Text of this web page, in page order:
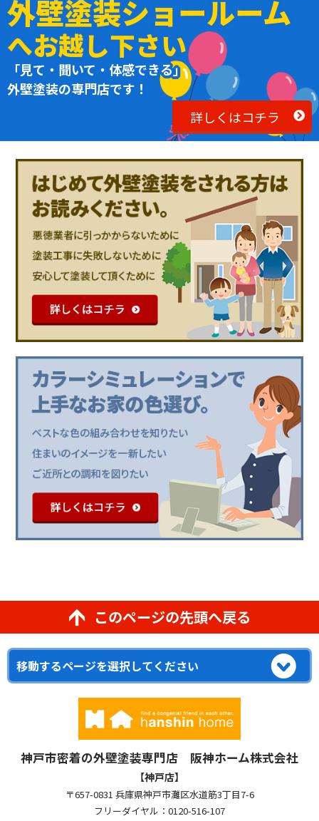
外壁塗装ショールーム
へお越し下さい
「見て・聞いて・体感できる」
外壁塗装の専門店です！
詳しくはコチラ
このページの先頭へ戻る
神戸市密着の外壁塗装専門店 阪神ホーム株式会社
【神戸店】
〒657-0831 兵庫県神戸市灘区水道筋3丁目7-6
フリーダイヤル：0120-516-107